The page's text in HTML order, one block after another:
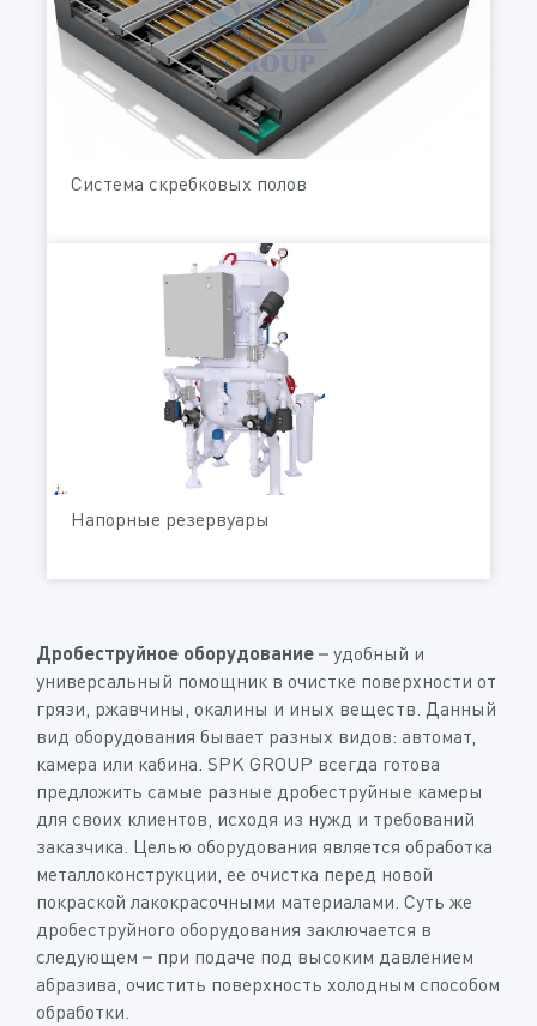
Система скребковых полов
Напорные резервуары
Дробеструйное оборудование – удобный и
универсальный помощник в очистке поверхности от
грязи, ржавчины, окалины и иных веществ. Данный
вид оборудования бывает разных видов: автомат,
камера или кабина. SPK GROUP всегда готова
предложить самые разные дробеструйные камеры
для своих клиентов, исходя из нужд и требований
заказчика. Целью оборудования является обработка
металлоконструкции, ее очистка перед новой
покраской лакокрасочными материалами. Суть же
дробеструйного оборудования заключается в
следующем – при подаче под высоким давлением
абразива, очистить поверхность холодным способом
обработки.